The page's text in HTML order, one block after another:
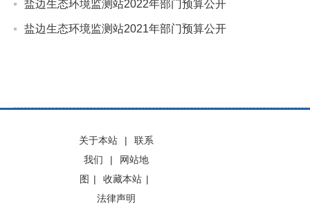
盐边生态环境监测站2022年部门预算公开
盐边生态环境监测站2021年部门预算公开
关于本站 |
联系
我们
|
网站地
图 | 收藏本站 |
法律声明